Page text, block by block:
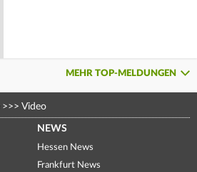
MEHR TOP-MELDUNGEN
>>> Video
NEWS
Hessen News
Frankfurt News